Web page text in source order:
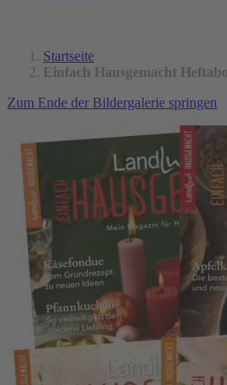
Startseite
Einfach Hausgemacht Heftabo
Zum Ende der Bildergalerie springen